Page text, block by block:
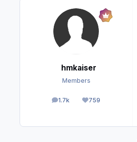
hmkaiser
Members
1.7k
posts 759
Reputation